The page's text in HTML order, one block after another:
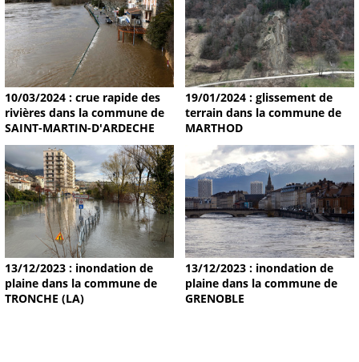
10/03/2024 : crue rapide des
rivières dans la commune de
SAINT-MARTIN-D'ARDECHE
19/01/2024 : glissement de
terrain dans la commune de
MARTHOD
13/12/2023 : inondation de
plaine dans la commune de
TRONCHE (LA)
13/12/2023 : inondation de
plaine dans la commune de
GRENOBLE